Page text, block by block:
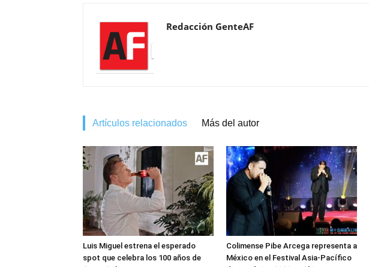
Redacción GenteAF
Artículos relacionados Más del autor
Luis Miguel estrena el esperado
spot que celebra los 100 años de
Colimense Pibe Arcega representa a
México en el Festival Asia-Pacífico